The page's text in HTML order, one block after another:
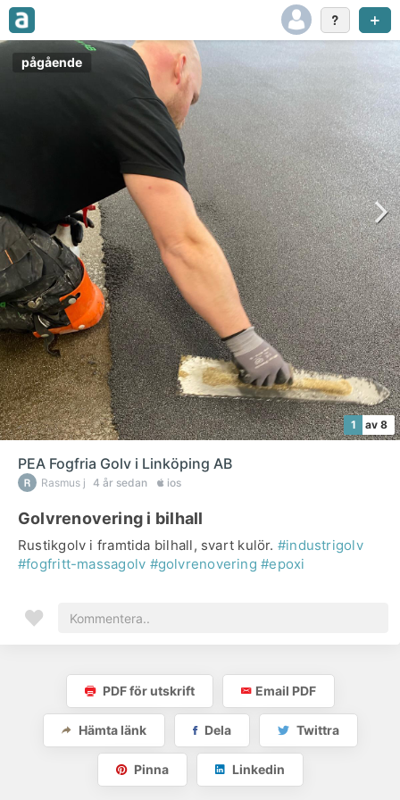
pågående
1 av 8
PEA Fogfria Golv i Linköping AB
Rasmus j 4 år sedan ios
Golvrenovering i bilhall
Rustikgolv i framtida bilhall, svart kulör. #industrigolv
#fogfritt-massagolv #golvrenovering #epoxi
PDF för utskrift Email PDF
Hämta länk Dela Twittra
Pinna Linkedin